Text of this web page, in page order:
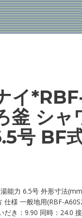
イ
釜 シャ
号 BF
能力 6.5号 外形寸法
様 一般地用(RBF-
だき：9.90 同時：24.0